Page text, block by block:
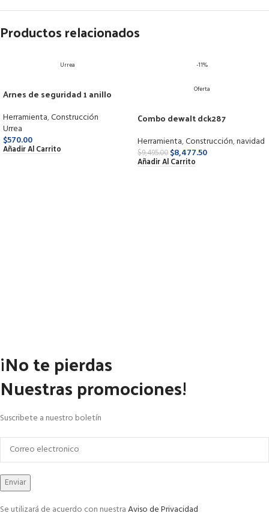
Productos relacionados
Urrea
Arnes de seguridad 1 anillo
Herramienta,Construcción
Urrea
$570.00
Añadir Al Carrito
-11%
Oferta
Combo dewalt dck287
Herramienta,Construcción,navidad
$9,495.00 $8,477.50
Añadir Al Carrito
¡No te pierdas
Nuestras promociones!
Suscribete a nuestro boletín
Se utilizará de acuerdo con nuestraAviso de Privacidad